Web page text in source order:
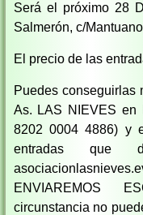
Será el próximo 28
Salmerón, c/
El precio de las
Puedes conseguirlas
As. LAS NIEVES en
8202 0004 4886) y
entradas
ENVIAREMOS
circunstancia no